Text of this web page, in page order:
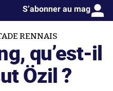
S’abonner au mag
RENNAIS
qu’est-il
Özil ?